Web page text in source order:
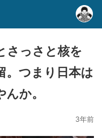
さっさと核を
。つまり日本は
か。
3年前